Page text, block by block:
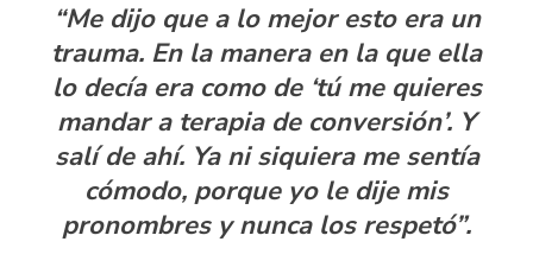
“Me dijo que a lo mejor esto era un
trauma. En la manera en la que ella
lo decía era como de ‘tú me quieres
mandar a terapia de conversión’. Y
salí de ahí. Ya ni siquiera me sentía
cómodo, porque yo le dije mis
pronombres y nunca los respetó”.